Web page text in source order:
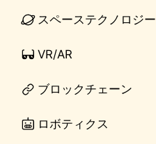
スペーステクノロジー
VR/AR
ブロックチェーン
ロボティクス